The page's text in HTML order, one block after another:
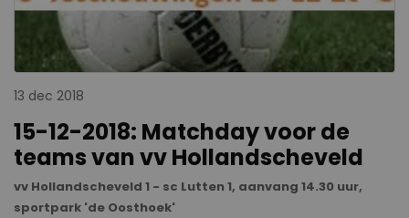
13 dec 2018
15-12-2018: Matchday voor de
teams van vv Hollandscheveld
vv Hollandscheveld 1 - sc Lutten 1, aanvang 14.30 uur,
sportpark 'de Oosthoek'